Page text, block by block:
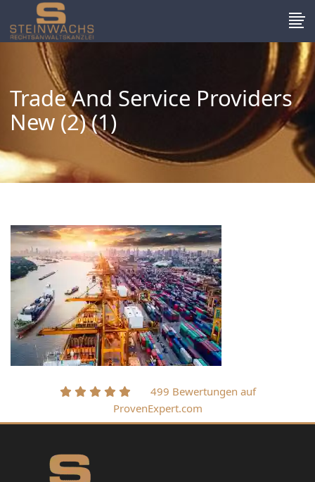
Trade And Service Providers
New (2) (1)
499 Bewertungen auf
ProvenExpert.com